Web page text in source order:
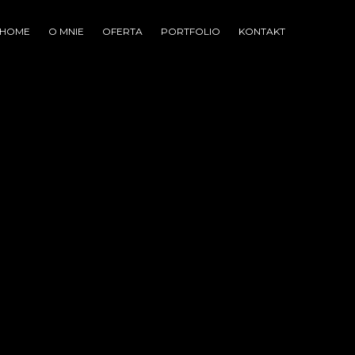
HOME O MNIE OFERTA PORTFOLIO KONTAKT